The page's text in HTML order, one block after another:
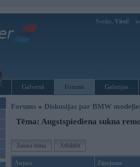
Sveiks, Viesi!
Galvenā Forums Galerijas
Forums » Diskusijas par BMW
Tēma: Augstspiediena sukna
Jauna tēma Atbildēt
Autors Ziņojums